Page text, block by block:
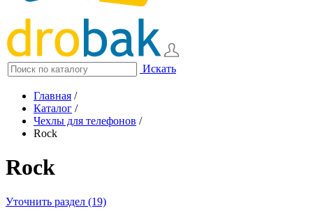
Искать
Главная /
Каталог /
Чехлы для телефонов /
Rock
Rock
Уточнить раздел (19)